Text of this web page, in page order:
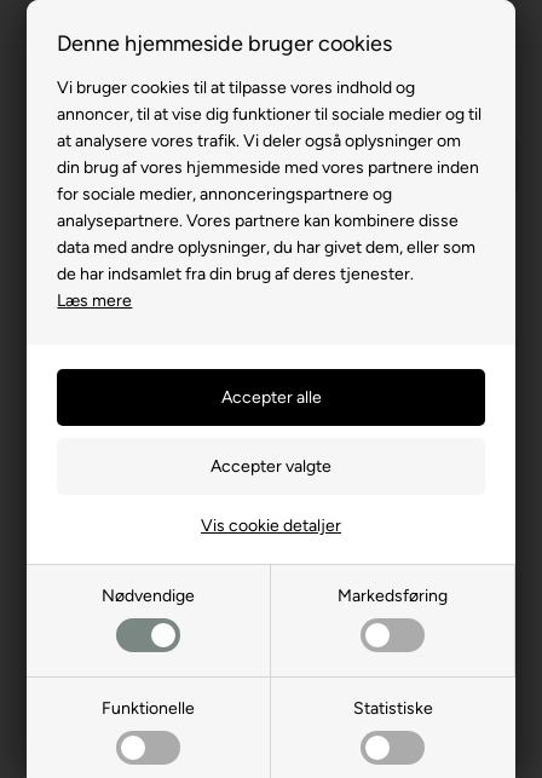
Denne hjemmeside bruger cookies
Vi bruger cookies til at tilpasse vores indhold og
annoncer, til at vise dig funktioner til sociale medier og til
at analysere vores trafik. Vi deler også oplysninger om
din brug af vores hjemmeside med vores partnere inden
for sociale medier, annonceringspartnere og
analysepartnere. Vores partnere kan kombinere disse
data med andre oplysninger, du har givet dem, eller som
de har indsamlet fra din brug af deres tjenester.
Læs mere
Nødvendige Markedsføring
Funktionelle Statistiske
Vis cookie detaljer
Service og garanti
pris, men den efterfølgende service skal også være i orden.
Hos Lindebjerg har vi egne service-teknikkere, der kan tage sig
os, mod forventning, være behæftet med en fejl, er vi kun et
privatadresse og udbedrer fejlen uden beregning, såfremt at
køretøj i længere tid.
Book gratis fremvisning
Service
Regelmæssige serviceeftersyn forlænger dit køretøjs levetid og